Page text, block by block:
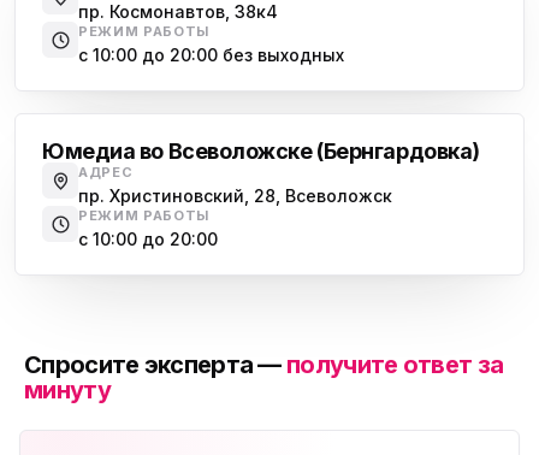
пр. Космонавтов, 38к4
РЕЖИМ РАБОТЫ
с 10:00 до 20:00 без выходных
Юмедиа во Всеволожске (Бернгардовка)
АДРЕС
пр. Христиновский, 28, Всеволожск
РЕЖИМ РАБОТЫ
с 10:00 до 20:00
Спросите эксперта — получите ответ за
минуту